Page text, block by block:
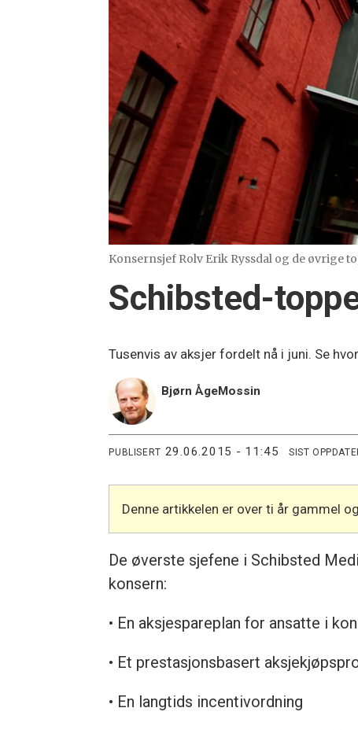
Konsernsjef Rolv Erik Ryssdal og de øvrige
Schibsted-
Tusenvis av aksjer fordelt nå i juni. Se
Bjørn ÅgeMossin
PUBLISERT 29.06.2015 - 11:45 SIST
Denne artikkelen er over ti år gammel
De øverste sjefene i Schibsted
konsern:
• En aksjespareplan for ansatte i
• Et prestasjonsbasert
• En langtids incentivordning